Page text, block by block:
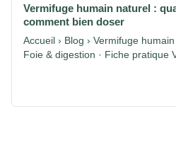
Vermifuge humain naturel :
comment bien doser
Accueil › Blog › Vermifuge
Foie & digestion · Fiche pratique